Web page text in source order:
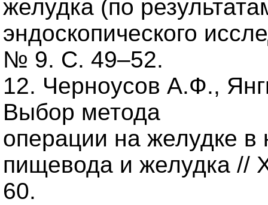
желудка (по
эндоскопического
№ 9. С. 49–52.
12. Черноусов А.Ф.,
Выбор метода
операции на желудке в
пищевода и желудка //
60.